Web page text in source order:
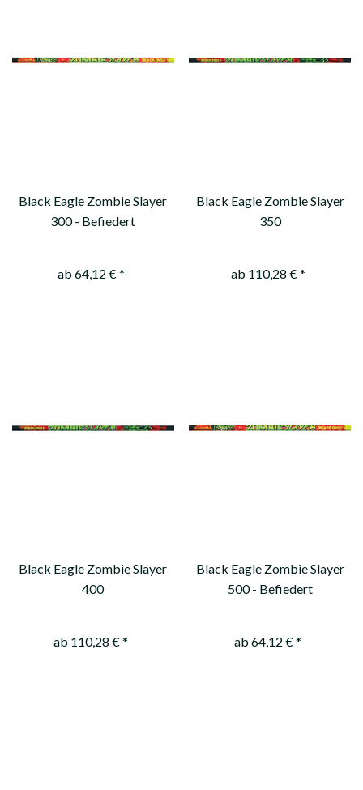
Black Eagle Zombie Slayer
300 - Befiedert
ab 64,12 € *
Black Eagle Zombie Slayer
350
ab 110,28 € *
Black Eagle Zombie Slayer
400
ab 110,28 € *
Black Eagle Zombie Slayer
500 - Befiedert
ab 64,12 € *